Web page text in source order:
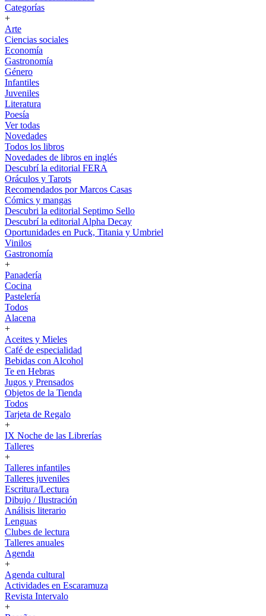
Categorías
+
Arte
Ciencias sociales
Economía
Gastronomía
Género
Infantiles
Juveniles
Literatura
Poesía
Ver todas
Novedades
Todos los libros
Novedades de libros en inglés
Descubrí la editorial FERA
Oráculos y Tarots
Recomendados por Marcos Casas
Cómics y mangas
Descubri la editorial Septimo Sello
Descubrí la editorial Alpha Decay
Oportunidades en Puck, Titania y Umbriel
Vinilos
Gastronomía
+
Panadería
Cocina
Pastelería
Todos
Alacena
+
Aceites y Mieles
Café de especialidad
Bebidas con Alcohol
Te en Hebras
Jugos y Prensados
Objetos de la Tienda
Todos
Tarjeta de Regalo
+
IX Noche de las Librerías
Talleres
+
Talleres infantiles
Talleres juveniles
Escritura/Lectura
Dibujo / Ilustración
Análisis literario
Lenguas
Clubes de lectura
Talleres anuales
Agenda
+
Agenda cultural
Actividades en Escaramuza
Revista Intervalo
+